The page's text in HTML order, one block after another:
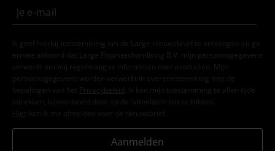
Ik geef hierbij toestemming om de Large-nieuwsbrief te ontvangen en ga
ermee akkoord dat Large Popmerchandising B.V. mijn persoonsgegevens
verwerkt om mij regelmatig te informeren over producten. Mijn
persoonsgegevens worden verwerkt in overeenstemming met de
bepalingen van het
Privacybeleid . Ik kan mijn toestemming te allen tijde
intrekken, bijvoorbeeld door op de ‘afmelden’-link te klikken.
Hier kan ik me afmelden voor de nieuwsbrief.
Aanmelden